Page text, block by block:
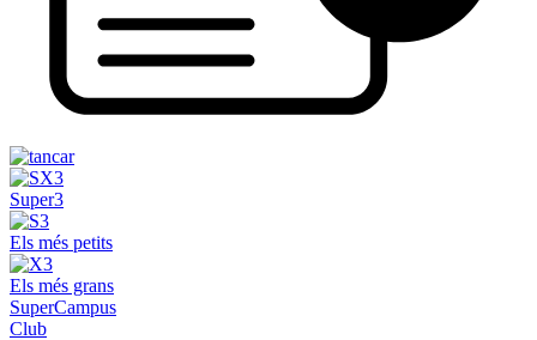
Super3
Els més petits
Els més grans
SuperCampus
Club